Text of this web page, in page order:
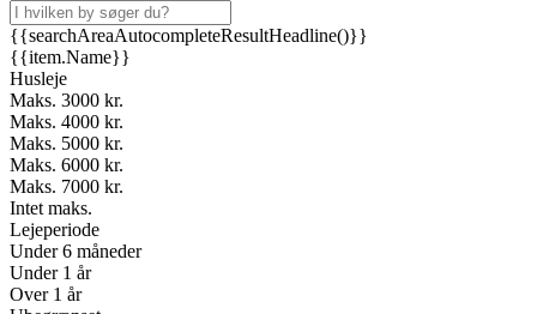
{{searchAreaAutocompleteResultHeadline()}}
{{item.Name}}
Husleje
Maks. 3000 kr.
Maks. 4000 kr.
Maks. 5000 kr.
Maks. 6000 kr.
Maks. 7000 kr.
Intet maks.
Lejeperiode
Under 6 måneder
Under 1 år
Over 1 år